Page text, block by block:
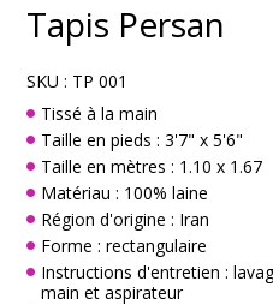
Tapis Persan
SKU : TP 001
Tissé à la main
Taille en pieds : 3'7" x 5'6"
Taille en mètres : 1.10 x 1.67
Matériau : 100% laine
Région d'origine : Iran
Forme : rectangulaire
Instructions d'entretien :
main et aspirateur